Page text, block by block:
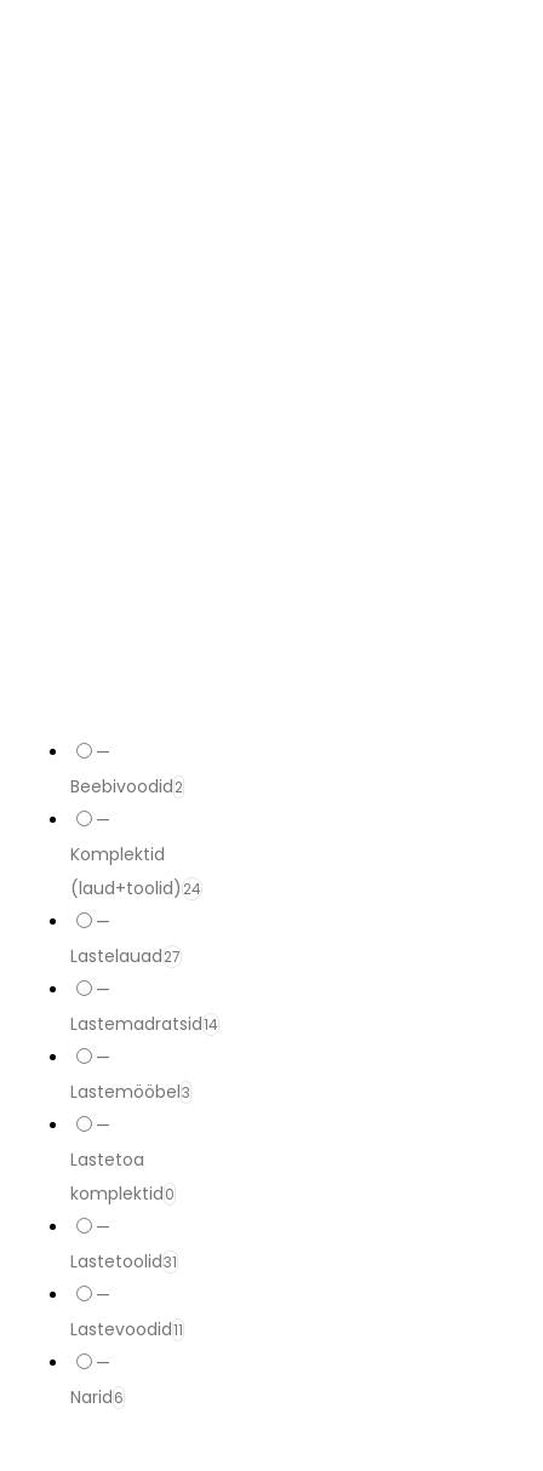
—
Beebivoodid2
—
Komplektid
(laud+toolid)24
—
Lastelauad27
—
Lastemadratsid14
—
Lastemööbel3
—
Lastetoa
komplektid0
—
Lastetoolid31
—
Lastevoodid11
—
Narid6